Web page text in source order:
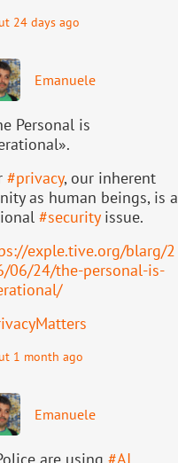
24 days ago
Emanuele
Personal is
#privacy, our inherent
as human beings, is a
#securityissue.
exple.tive.org/blarg/2
06/24/the-personal-is-
1 month ago
Emanuele